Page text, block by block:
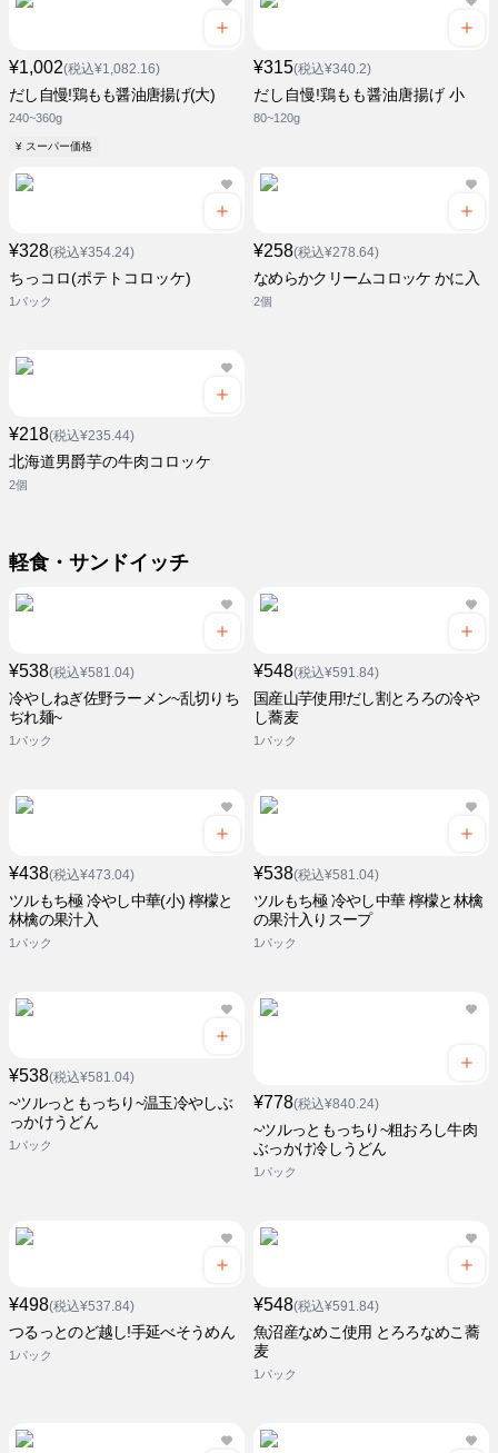
¥1,002(税込¥1,082.16)
だし自慢!鶏もも醤油唐揚げ(大)
240~360g
¥ スーパー価格
¥315(税込¥340.2)
だし自慢!鶏もも醤油唐揚げ 小
80~120g
¥328(税込¥354.24)
ちっコロ(ポテトコロッケ)
1パック
¥258(税込¥278.64)
なめらかクリームコロッケ かに入
2個
¥218(税込¥235.44)
北海道男爵芋の牛肉コロッケ
2個
軽食・サンドイッチ
¥538(税込¥581.04)
冷やしねぎ佐野ラーメン~乱切りち
ぢれ麺~
1パック
¥548(税込¥591.84)
国産山芋使用!だし割とろろの冷や
し蕎麦
1パック
¥438(税込¥473.04)
ツルもち極 冷やし中華(小) 檸檬と
林檎の果汁入
1パック
¥538(税込¥581.04)
ツルもち極 冷やし中華 檸檬と林檎
の果汁入りスープ
1パック
¥538(税込¥581.04)
~ツルっともっちり~温玉冷やしぶ
っかけうどん
1パック
¥778(税込¥840.24)
~ツルっともっちり~粗おろし牛肉
ぶっかけ冷しうどん
1パック
¥498(税込¥537.84)
つるっとのど越し!手延べそうめん
1パック
¥548(税込¥591.84)
魚沼産なめこ使用 とろろなめこ蕎
麦
1パック